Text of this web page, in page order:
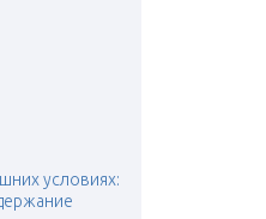
условиях: